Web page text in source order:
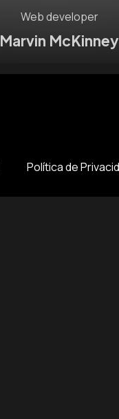
Web developer
Marvin McKinney
Política de